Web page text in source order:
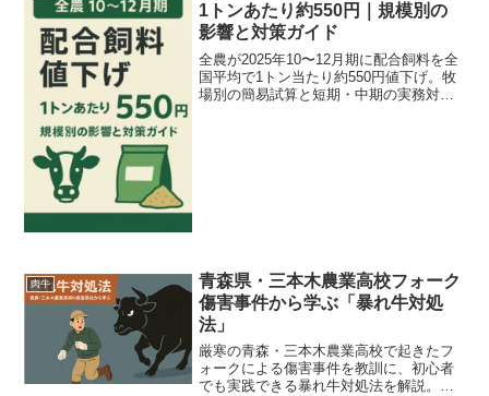
1トンあたり約550円｜規模別の
影響と対策ガイド
全農が2025年10〜12月期に配合飼料を全
国平均で1トン当たり約550円値下げ。牧
場別の簡易試算と短期・中期の実務対策
肉牛
青森県・三本木農業高校フォーク
傷害事件から学ぶ「暴れ牛対処
法」
厳寒の青森・三本木農業高校で起きたフ
ォークによる傷害事件を教訓に、初心者
でも実践できる暴れ牛対処法を解説。賢